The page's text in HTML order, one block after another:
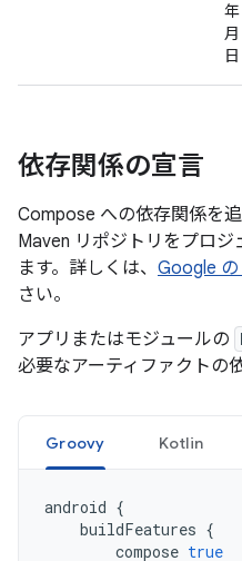
月
日
依存関係の宣言
Compose への依存関係を
Maven リポジトリをプロ
ます。詳しくは、 Google の
さい。
アプリまたはモジュールの
必要なアーティファクトの
Groovy Kotlin
android {
buildFeatures {
compose true